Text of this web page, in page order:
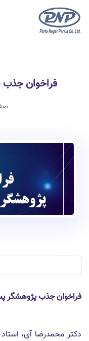
فراخوان
فراخوان جذب پژوهشگر
دکتر محمدرضا آی،